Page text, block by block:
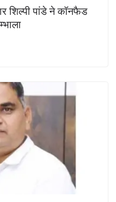
शिल्पी पांडे ने कॉनफैड